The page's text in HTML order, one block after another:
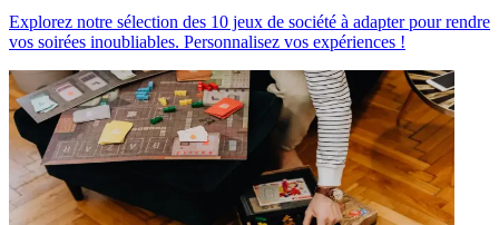
Explorez notre sélection des 10 jeux de société à adapter pour rendre
vos soirées inoubliables. Personnalisez vos expériences !